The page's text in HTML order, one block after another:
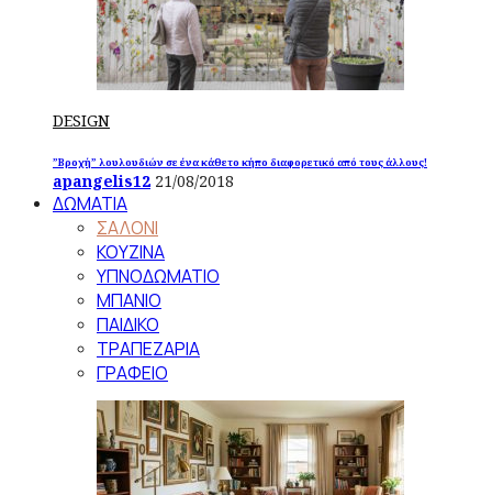
DESIGN
”Βροχή” λουλουδιών σε ένα κάθετο κήπο διαφορετικό από τους άλλους!
apangelis12 21/08/2018
ΔΩΜΑΤΙΑ
ΣΑΛΟΝΙ
ΚΟΥΖΙΝΑ
ΥΠΝΟΔΩΜΑΤΙΟ
ΜΠΑΝΙΟ
ΠΑΙΔΙΚΟ
ΤΡΑΠΕΖΑΡΙΑ
ΓΡΑΦΕΙΟ